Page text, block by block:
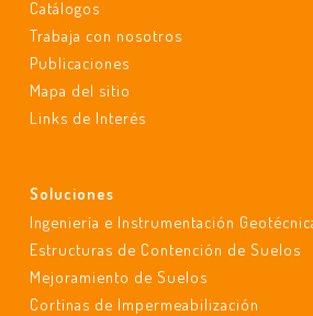
Catálogos
Trabaja con nosotros
Publicaciones
Mapa del sitio
Links de Interés
Soluciones
Ingeniería e Instrumentación
Estructuras de Contención de Suelos
Mejoramiento de Suelos
Cortinas de Impermeabilización